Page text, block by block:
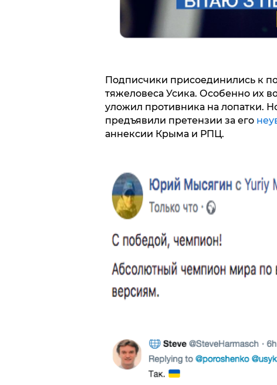
Подписчики присоединились к
тяжеловеса Усика. Особенно их
уложил противника на лопатки.
предъявили претензии за его
аннексии Крыма и РПЦ.